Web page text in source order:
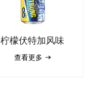
柠檬伏特加风味
查看更多